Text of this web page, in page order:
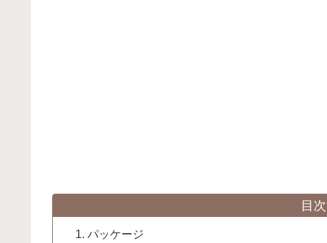
目次
パッケージ